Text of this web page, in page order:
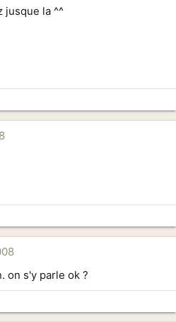
jusque la ^^
on s'y parle ok ?